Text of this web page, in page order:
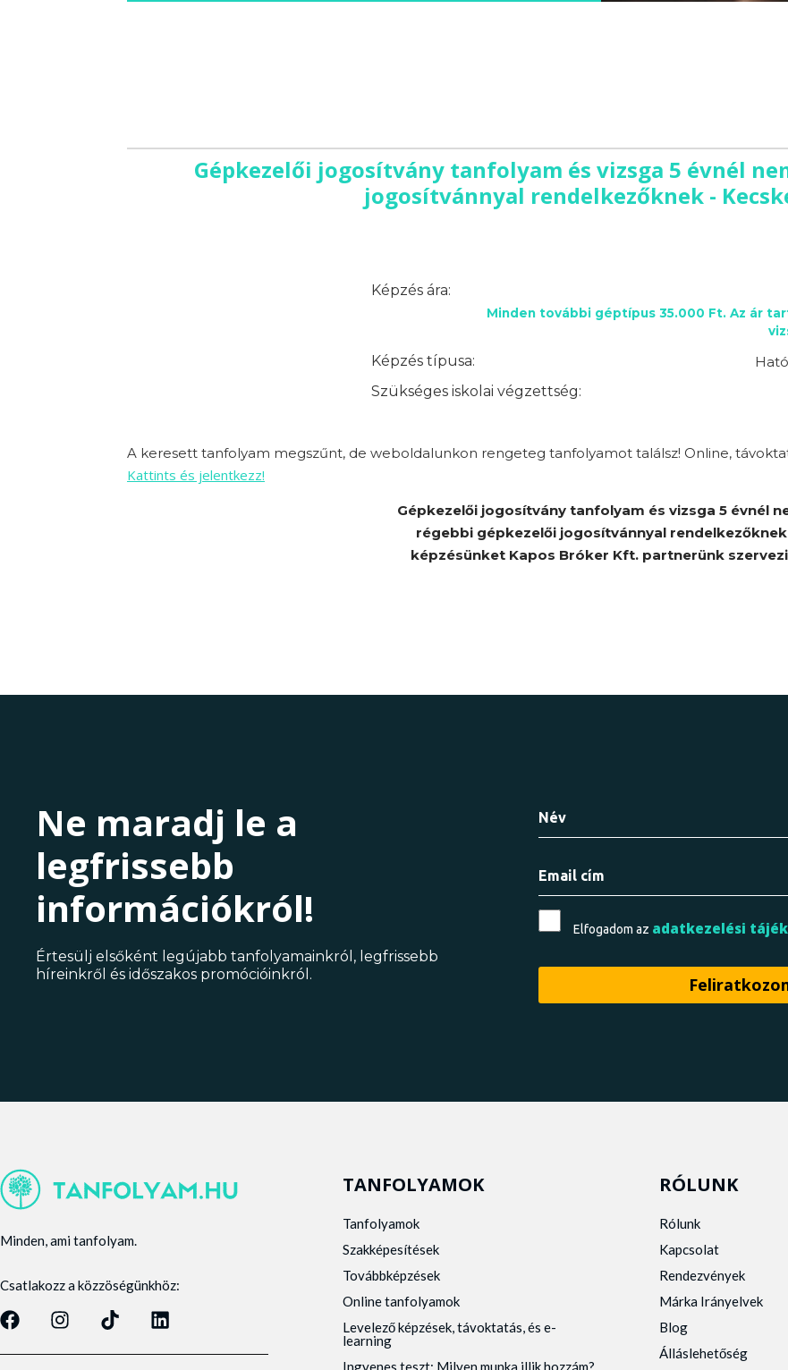
Gépkezelői jogosítvány tanfolyam és vizsga 5 évnél
jogosítvánnyal rendelkezőknek -
Képzés ára:
Minden további géptípus 35.000 Ft. Az ár
Képzés típusa:
Szükséges iskolai végzettség:
A keresett tanfolyam megszűnt, de weboldalunkon rengeteg tanfolyamot találsz! Online,
Kattints és jelentkezz!
Gépkezelői jogosítvány tanfolyam és vizsga 5 évnél
régebbi gépkezelői jogosítvánnyal rendelkezőknek
képzésünket Kapos Bróker Kft. partnerünk
Ne maradj le a
legfrissebb
információkról!
Értesülj elsőként legújabb tanfolyamainkról, legfrissebb
híreinkről és időszakos promócióinkról.
Elfogadom az adatkezelési
Minden, ami tanfolyam.
Csatlakozz a közzöségünkhöz:
TANFOLYAMOK
Tanfolyamok
Szakképesítések
Továbbképzések
Online tanfolyamok
Levelező képzések, távoktatás, és e-
learning
RÓLUNK
Rólunk
Kapcsolat
Rendezvények
Márka Irányelvek
Blog
Álláslehetőség